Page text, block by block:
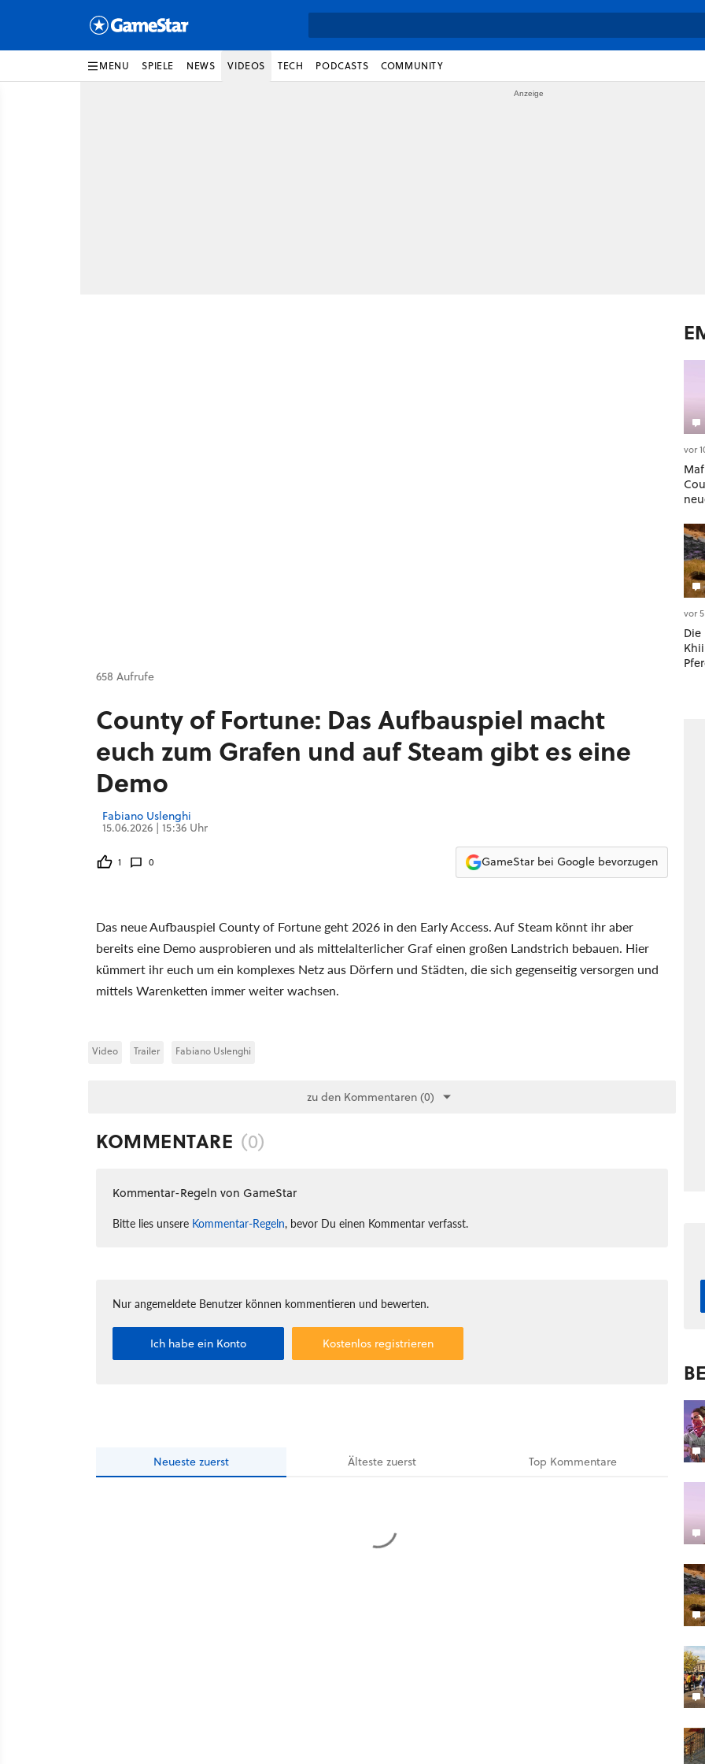
MENU SPIELE NEWS VIDEOS TECH PODCASTS COMMUNITY
658 Aufrufe
County of Fortune: Das Aufbauspiel macht
euch zum Grafen und auf Steam gibt es eine
Demo
Fabiano Uslenghi
15.06.2026 | 15:36 Uhr
1 0 GameStar bei Google bevorzugen
Das neue Aufbauspiel County of Fortune geht 2026 in den Early Access. Auf Steam könnt ihr aber
bereits eine Demo ausprobieren und als mittelalterlicher Graf einen großen Landstrich bebauen. Hier
kümmert ihr euch um ein komplexes Netz aus Dörfern und Städten, die sich gegenseitig versorgen und
mittels Warenketten immer weiter wachsen.
Video Trailer Fabiano Uslenghi
zu den Kommentaren (0)
KOMMENTARE (0)
Kommentar-Regeln von GameStar
Bitte lies unsere Kommentar-Regeln, bevor Du einen Kommentar verfasst.
Nur angemeldete Benutzer können kommentieren und bewerten.
Ich habe ein Konto Kostenlos registrieren
Neueste zuerst Ältestezuerst Top Kommentare
vor
Der
vor
Die